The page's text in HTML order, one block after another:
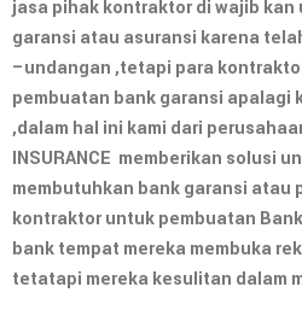
jasa pihak kontraktor di wajib
garansi atau asuransi karena
–undangan ,tetapi para
pembuatan bank garansi apalagi
,dalam hal ini kami dari
INSURANCE memberikan solusi
membutuhkan bank garansi atau
kontraktor untuk pembuatan
bank tempat mereka membuka
tetatapi mereka kesulitan dalam